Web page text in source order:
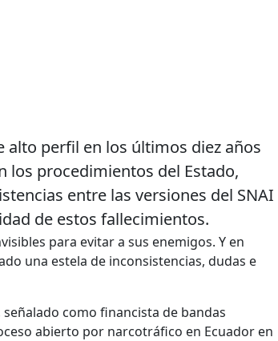
alto perfil en los últimos diez años
los procedimientos del Estado,
entre las versiones del SNAI
de estos fallecimientos.
para evitar a sus enemigos. Y en
una estela de inconsistencias, dudas e
señalado como financista de bandas
abierto por narcotráfico en Ecuador en